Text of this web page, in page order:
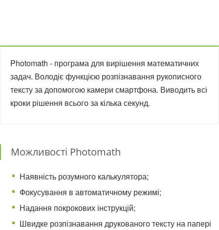
Photomath - програма для вирішення математичних
задач. Володіє функцією розпізнавання рукописного
тексту за допомогою камери смартфона. Виводить всі
кроки рішення всього за кілька секунд.
Можливості Photomath
Наявність розумного калькулятора;
Фокусування в автоматичному режимі;
Надання покрокових інструкцій;
Швидке розпізнавання друкованого тексту на папері